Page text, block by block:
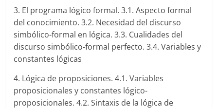
3. El programa lógico formal. 3.1. Aspecto formal
del conocimiento. 3.2. Necesidad del discurso
simbólico-formal en lógica. 3.3. Cualidades del
discurso simbólico-formal perfecto. 3.4. Variables y
constantes lógicas
4. Lógica de proposiciones. 4.1. Variables
proposicionales y constantes lógico-
proposicionales. 4.2. Sintaxis de la lógica de